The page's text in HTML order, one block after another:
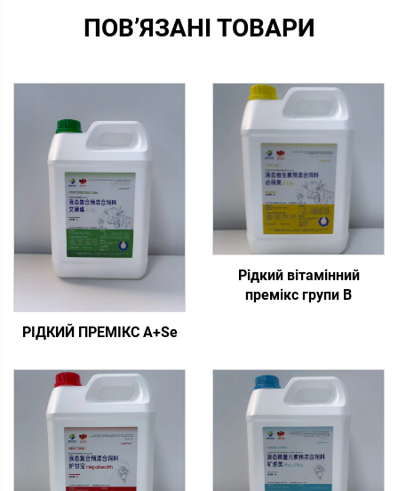
ПОВ’ЯЗАНІ ТОВАРИ
РІДКИЙ ПРЕМІКС A+Se
Рідкий вітамінний
премікс групи В